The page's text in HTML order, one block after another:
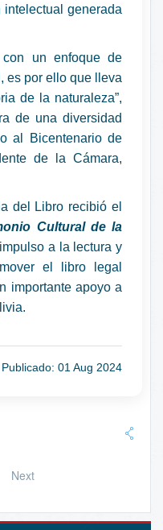
generada
un enfoque de
es por ello que lleva
de la naturaleza”,
de una diversidad
al Bicentenario de
de la Cámara,
del Libro recibió el
Cultural de la
a la lectura y
el libro legal
importante apoyo a
Publicado: 01 Aug 2024
Next